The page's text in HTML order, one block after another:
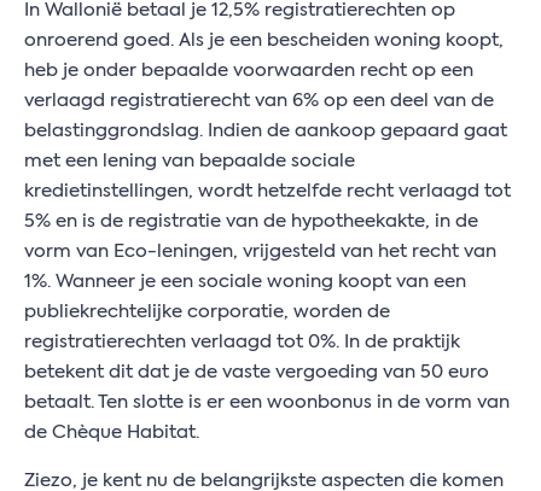
In Wallonië betaal je 12,5% registratierechten op
onroerend goed. Als je een bescheiden woning koopt,
heb je onder bepaalde voorwaarden recht op een
verlaagd registratierecht van 6% op een deel van de
belastinggrondslag. Indien de aankoop gepaard gaat
met een lening van bepaalde sociale
kredietinstellingen, wordt hetzelfde recht verlaagd tot
5% en is de registratie van de hypotheekakte, in de
vorm van Eco-leningen, vrijgesteld van het recht van
1%. Wanneer je een sociale woning koopt van een
publiekrechtelijke corporatie, worden de
registratierechten verlaagd tot 0%. In de praktijk
betekent dit dat je de vaste vergoeding van 50 euro
betaalt. Ten slotte is er een woonbonus in de vorm van
de Chèque Habitat.
Ziezo, je kent nu de belangrijkste aspecten die komen